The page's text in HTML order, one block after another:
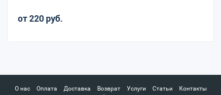
от 220 руб.
О нас Оплата Доставка Возврат Услуги Статьи
Контакты